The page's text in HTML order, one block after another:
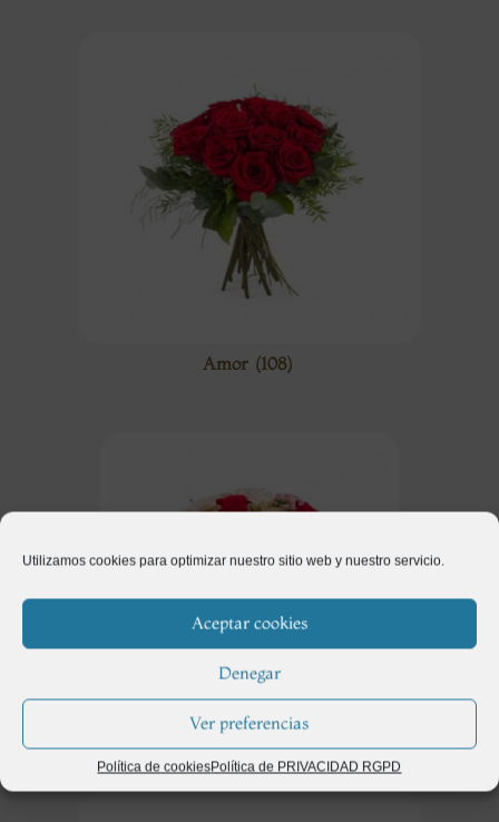
Utilizamos cookies para optimizar nuestro sitio web y nuestro servicio.
Aceptar cookies
Denegar
Ver preferencias
Política de cookiesPolítica de PRIVACIDAD RGPD
Amor (108)
Aniversario(102)